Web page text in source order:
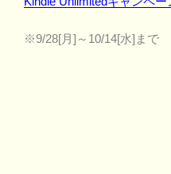
※9/28[月]～10/14[水]まで